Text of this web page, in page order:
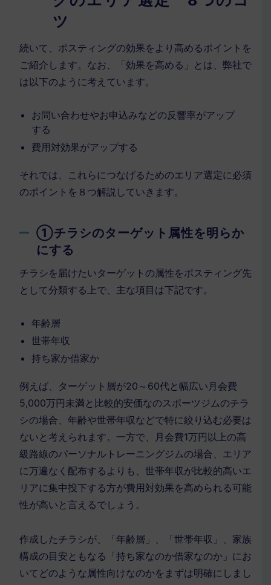
ツ
続いて、ポスティングの効果をより高めるポイントを
ご紹介します。なお、「効果を高める」とは、弊社で
は以下のように考えています。
お問い合わせやお申込みなどの反響率がアップ
する
費用対効果がアップする
それでは、これらにつなげるためのエリア選定に必須
のポイントを８つ解説していきます。
①チラシのターゲット属性を明らか
にする
チラシを届けたいターゲットの属性をポスティング先
として分類する上で、主な項目は下記です。
年齢層
世帯年収
持ち家か借家か
例えば、ターゲット層が20～60代と幅広い月会費
5,000万円未満と比較的安価なのスポーツジムのチラ
シの場合、年齢や世帯年収などで特に絞り込む必要は
ないと考えられます。一方で、月会費1万円以上の高
級路線のパーソナルトレーニングジムの場合、エリア
に万遍なく配布するよりも、世帯年収が比較的高いエ
リアに集中投下する方が費用対効果を高められる可能
性が高いと言えるでしょう。
作成したチラシが、「年齢層」、「世帯年収」、家族
構成の目安ともなる「持ち家なのか借家なのか」にお
いてどのような属性向けなのかをまずは明確にしまし